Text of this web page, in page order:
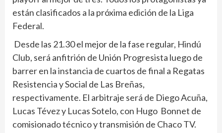
están clasificados a la próxima edición de la Liga
Federal.
Desde las 21.30 el mejor de la fase regular, Hindú
Club, será anfitrión de Unión Progresista luego de
barrer en la instancia de cuartos de final a Regatas
Resistencia y Social de Las Breñas,
respectivamente. El arbitraje será de Diego Acuña,
Lucas Tévez y Lucas Sotelo, con Hugo Bonnet de
comisionado técnico y transmisión de Chaco TV.